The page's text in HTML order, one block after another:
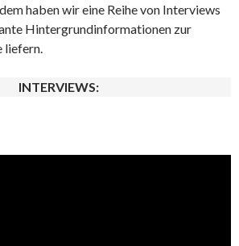
haben wir eine Reihe von Interviews
Hintergrundinformationen zur
liefern.
INTERVIEWS: